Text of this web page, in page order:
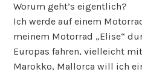
Worum geht’s eigentlich?
Ich werde auf einem
meinem Motorrad „Elise“
Europas fahren, vielleicht
Marokko, Mallorca will ich